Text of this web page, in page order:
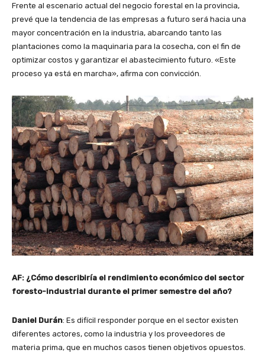
Frente al escenario actual del negocio forestal en la provincia,
prevé que la tendencia de las empresas a futuro será hacia una
mayor concentración en la industria, abarcando tanto las
plantaciones como la maquinaria para la cosecha, con el fin de
optimizar costos y garantizar el abastecimiento futuro. «Este
proceso ya está en marcha», afirma con convicción.
AF: ¿Cómo describiría el rendimiento económico del sector
foresto-industrial durante el primer semestre del año?
Daniel Durán: Es difícil responder porque en el sector existen
diferentes actores, como la industria y los proveedores de
materia prima, que en muchos casos tienen objetivos opuestos.